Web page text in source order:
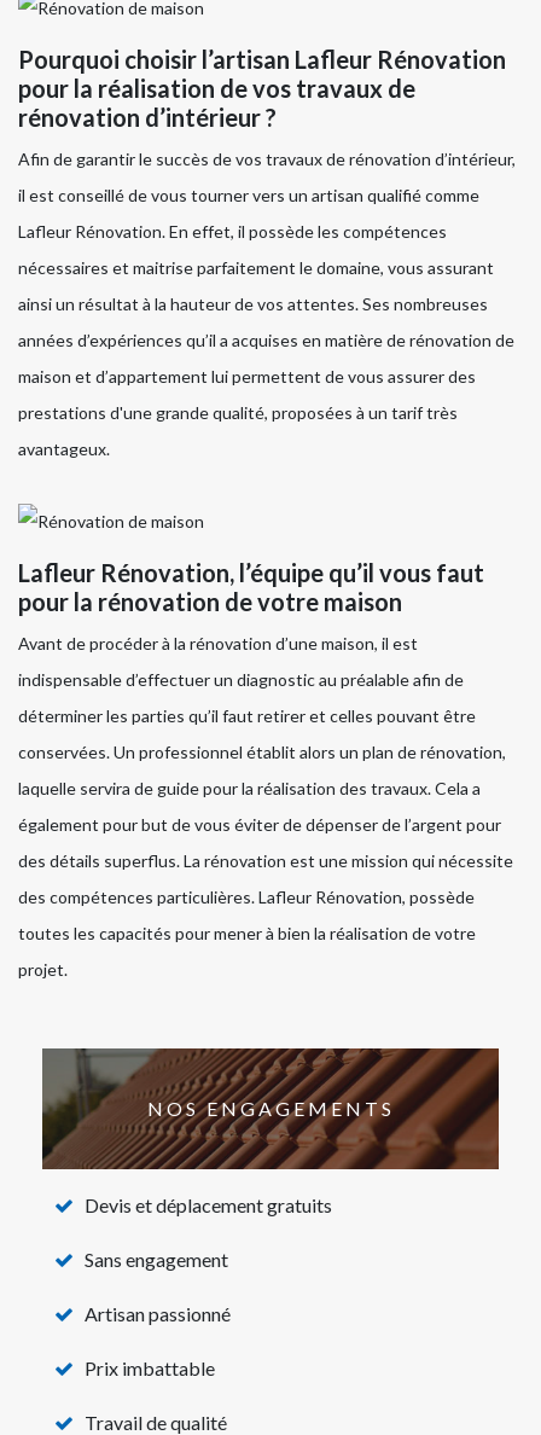
Pourquoi choisir l’artisan Lafleur Rénovation
pour la réalisation de vos travaux de
rénovation d’intérieur ?
Afin de garantir le succès de vos travaux de rénovation d’intérieur,
il est conseillé de vous tourner vers un artisan qualifié comme
Lafleur Rénovation. En effet, il possède les compétences
nécessaires et maitrise parfaitement le domaine, vous assurant
ainsi un résultat à la hauteur de vos attentes. Ses nombreuses
années d’expériences qu’il a acquises en matière de rénovation de
maison et d’appartement lui permettent de vous assurer des
prestations d'une grande qualité, proposées à un tarif très
avantageux.
Lafleur Rénovation, l’équipe qu’il vous faut
pour la rénovation de votre maison
Avant de procéder à la rénovation d’une maison, il est
indispensable d’effectuer un diagnostic au préalable afin de
déterminer les parties qu’il faut retirer et celles pouvant être
conservées. Un professionnel établit alors un plan de rénovation,
laquelle servira de guide pour la réalisation des travaux. Cela a
également pour but de vous éviter de dépenser de l’argent pour
des détails superflus. La rénovation est une mission qui nécessite
des compétences particulières. Lafleur Rénovation, possède
toutes les capacités pour mener à bien la réalisation de votre
projet.
NOS ENGAGEMENTS
Devis et déplacement gratuits
Sans engagement
Artisan passionné
Prix imbattable
Travail de qualité